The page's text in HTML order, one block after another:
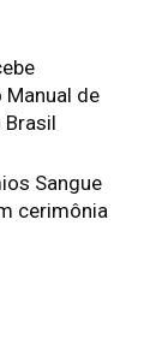
de
Sangue
cerimônia